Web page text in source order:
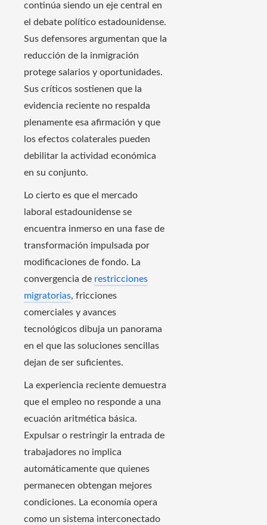
continúa siendo un eje central en
el debate político estadounidense.
Sus defensores argumentan que la
reducción de la inmigración
protege salarios y oportunidades.
Sus críticos sostienen que la
evidencia reciente no respalda
plenamente esa afirmación y que
los efectos colaterales pueden
debilitar la actividad económica
en su conjunto.
Lo cierto es que el mercado
laboral estadounidense se
encuentra inmerso en una fase de
transformación impulsada por
modificaciones de fondo. La
convergencia de restricciones
migratorias, fricciones
comerciales y avances
tecnológicos dibuja un panorama
en el que las soluciones sencillas
dejan de ser suficientes.
La experiencia reciente demuestra
que el empleo no responde a una
ecuación aritmética básica.
Expulsar o restringir la entrada de
trabajadores no implica
automáticamente que quienes
permanecen obtengan mejores
condiciones. La economía opera
como un sistema interconectado